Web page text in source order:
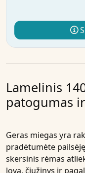
Lamelinis
patogumas
Geras miegas yra
pradėtumėte
skersinis rėmas
lova, čiužinys ir